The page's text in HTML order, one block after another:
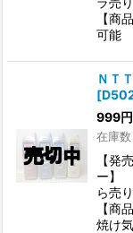
【商
可能
ＮＴ
[
999円
在庫
【
ー】
ら売
【商
焼け